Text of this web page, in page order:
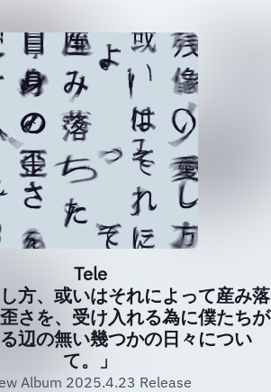
Tele
し方、或いはそれによって産み落
さを、受け入れる為に僕たちが
辺の無い幾つかの日々につい
て。」
Album 2025.4.23 Release